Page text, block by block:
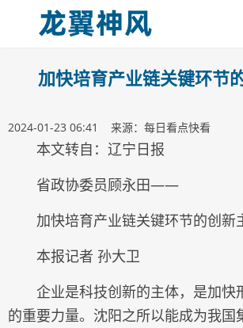
加快培育产业链关键环节
2024-01-23 06:41 来源：每日看点快看
本文转自：辽宁日报
省政协委员顾永田——
加快培育产业链关键环节的创新
本报记者 孙大卫
企业是科技创新的主体，是加快
的重要力量。沈阳之所以能成为我国